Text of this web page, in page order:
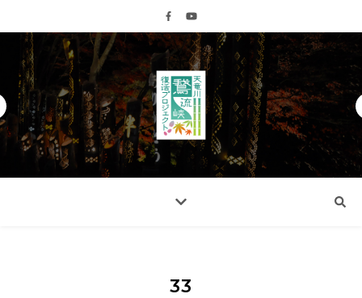
33